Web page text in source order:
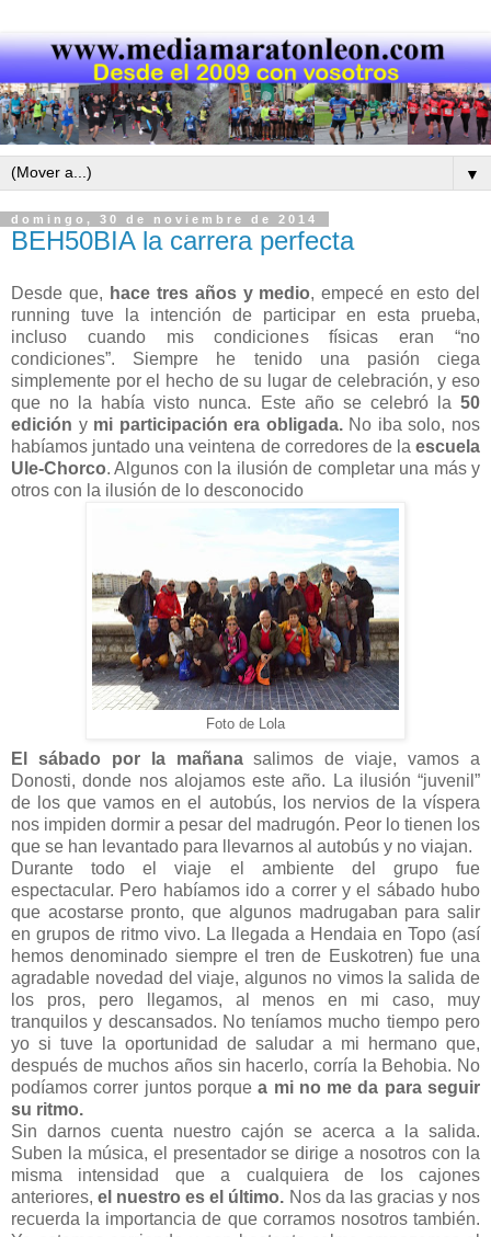
▼
domingo, 30 de noviembre de 2014
BEH50BIA la carrera perfecta
Desde que, hace tres años y medio, empecé en esto del
running tuve la intención de participar en esta prueba,
incluso cuando mis condiciones físicas eran “no
condiciones”. Siempre he tenido una pasión ciega
simplemente por el hecho de su lugar de celebración, y eso
que no la había visto nunca. Este año se celebró la 50
edición ymi participación era obligada.No iba solo, nos
habíamos juntado una veintena de corredores de la escuela
Ule-Chorco. Algunos con la ilusión de completar una más y
otros con la ilusión de lo desconocido
Foto de Lola
El sábado por la mañanasalimos de viaje, vamos a
Donosti, donde nos alojamos este año. La ilusión “juvenil”
de los que vamos en el autobús, los nervios de la víspera
nos impiden dormir a pesar del madrugón. Peor lo tienen los
que se han levantado para llevarnos al autobús y no viajan.
Durante todo el viaje el ambiente del grupo fue
espectacular. Pero habíamos ido a correr y el sábado hubo
que acostarse pronto, que algunos madrugaban para salir
en grupos de ritmo vivo. La llegada a Hendaia en Topo (así
hemos denominado siempre el tren de Euskotren) fue una
agradable novedad del viaje, algunos no vimos la salida de
los pros, pero llegamos, al menos en mi caso, muy
tranquilos y descansados. No teníamos mucho tiempo pero
yo si tuve la oportunidad de saludar a mi hermano que,
después de muchos años sin hacerlo, corría la Behobia. No
podíamos correr juntos porquea mi no me da para seguir
su ritmo.
Sin darnos cuenta nuestro cajón se acerca a la salida.
Suben la música, el presentador se dirige a nosotros con la
misma intensidad que a cualquiera de los cajones
anteriores,el nuestro es el último. Nos da las gracias y nos
recuerda la importancia de que corramos nosotros también.